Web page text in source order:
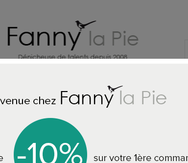
CREATEURS DECO MAISON
MAISON Designers Guild papier peint Manipur